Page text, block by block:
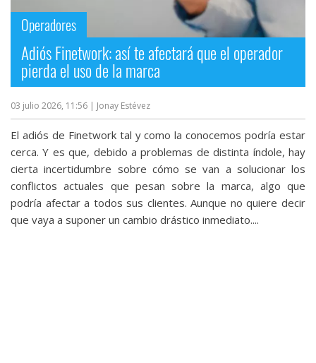
Contacto
/
Sobre
nosotros
/
Publicidad
/
Cambiar
opciones
de
privacidad
/
Aviso
Operadores
Adiós Finetwork: así te afectará que el operador
pierda el uso de la marca
03 julio 2026, 11:56 | Jonay Estévez
El adiós de Finetwork tal y como la conocemos podría estar
cerca. Y es que, debido a problemas de distinta índole, hay
cierta incertidumbre sobre cómo se van a solucionar los
conflictos actuales que pesan sobre la marca, algo que
podría afectar a todos sus clientes. Aunque no quiere decir
que vaya a suponer un cambio drástico inmediato....